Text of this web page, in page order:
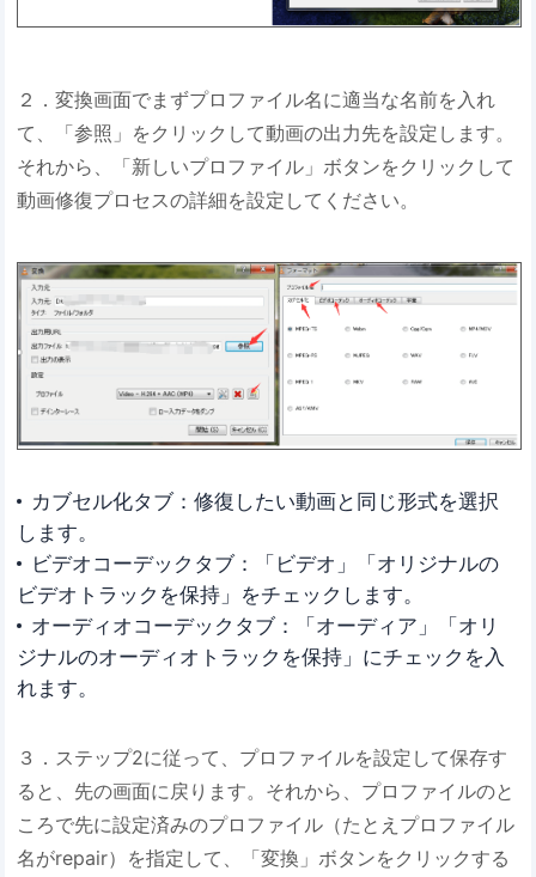
２．変換画面でまずプロファイル名に適当な名前を入れ
て、「参照」をクリックして動画の出力先を設定します。
それから、「新しいプロファイル」ボタンをクリックして
動画修復プロセスの詳細を設定してください。
カブセル化タブ：修復したい動画と同じ形式を選択
します。
ビデオコーデックタブ：「ビデオ」「オリジナルの
ビデオトラックを保持」をチェックします。
オーディオコーデックタブ：「オーディア」「オリ
ジナルのオーディオトラックを保持」にチェックを入
れます。
３．ステップ2に従って、プロファイルを設定して保存す
ると、先の画面に戻ります。それから、プロファイルのと
ころで先に設定済みのプロファイル（たとえプロファイル
名がrepair）を指定して、「変換」ボタンをクリックする